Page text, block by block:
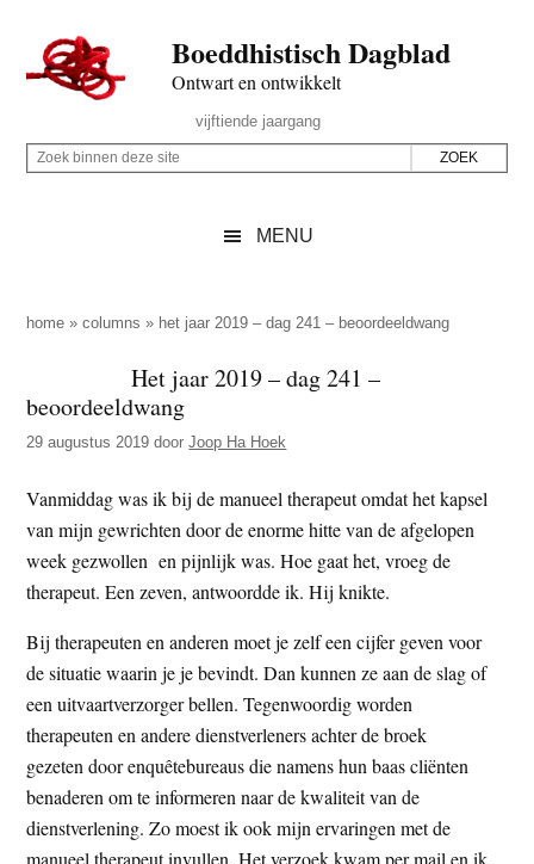
naar
de
inhoud
secondary
naar
de
sidebar
naar
de
Boeddhistisch Dagblad
Ontwart en ontwikkelt
Rechts
vijftiende jaargang
Z
p
e
z
e
s
i
t
e
Z
i
e
n
e
z
e
s
t
e
MENU
home »columns » het jaar 2019 – dag 241 – beoordeeldwang
Het jaar 2019 – dag 241 –
beoordeeldwang
29 augustus 2019 doorJoop Ha Hoek
Vanmiddag was ik bij de manueel therapeut omdat het kapsel
van mijn gewrichten door de enorme hitte van de afgelopen
week gezwollen en pijnlijk was. Hoe gaat het, vroeg de
therapeut. Een zeven, antwoordde ik. Hij knikte.
Bij therapeuten en anderen moet je zelf een cijfer geven voor
de situatie waarin je je bevindt. Dan kunnen ze aan de slag of
een uitvaartverzorger bellen. Tegenwoordig worden
therapeuten en andere dienstverleners achter de broek
gezeten door enquêtebureaus die namens hun baas cliënten
benaderen om te informeren naar de kwaliteit van de
dienstverlening. Zo moest ik ook mijn ervaringen met de
manueel therapeut invullen. Het verzoek kwam per mail en ik